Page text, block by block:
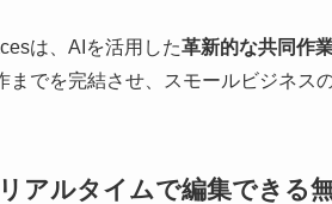
は、AIを活用した革新的な共同作
までを完結させ、スモールビジネス
アルタイムで編集できる